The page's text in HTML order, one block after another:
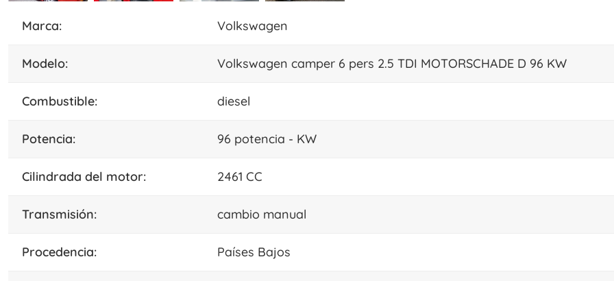
marca: Volkswagen
modelo: Volkswagen camper 6 pers 2.5 TDI MOTORSCHADE D 96 KW
combustible: diesel
potencia: 96 potencia - KW
cilindrada del motor: 2461 CC
transmisión: cambio manual
procedencia: Países Bajos